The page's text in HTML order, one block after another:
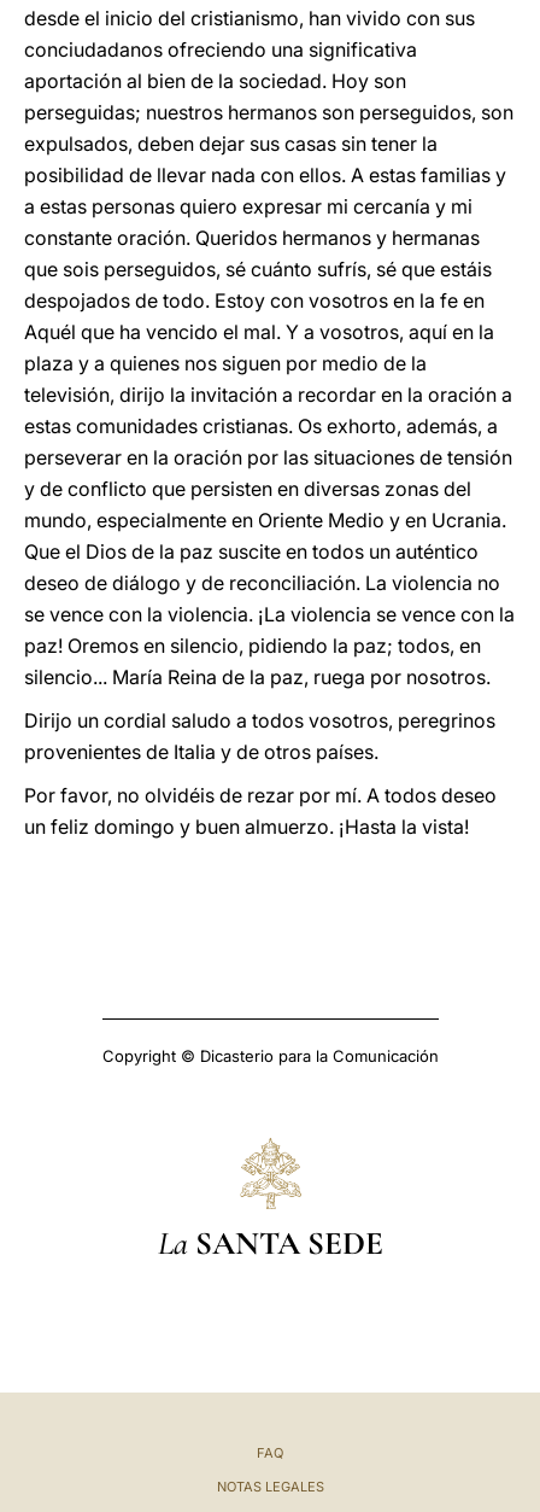
desde el inicio del cristianismo, han vivido con sus
conciudadanos ofreciendo una significativa
aportación al bien de la sociedad. Hoy son
perseguidas; nuestros hermanos son perseguidos, son
expulsados, deben dejar sus casas sin tener la
posibilidad de llevar nada con ellos. A estas familias y
a estas personas quiero expresar mi cercanía y mi
constante oración. Queridos hermanos y hermanas
que sois perseguidos, sé cuánto sufrís, sé que estáis
despojados de todo. Estoy con vosotros en la fe en
Aquél que ha vencido el mal. Y a vosotros, aquí en la
plaza y a quienes nos siguen por medio de la
televisión, dirijo la invitación a recordar en la oración a
estas comunidades cristianas. Os exhorto, además, a
perseverar en la oración por las situaciones de tensión
y de conflicto que persisten en diversas zonas del
mundo, especialmente en Oriente Medio y en Ucrania.
Que el Dios de la paz suscite en todos un auténtico
deseo de diálogo y de reconciliación. La violencia no
se vence con la violencia. ¡La violencia se vence con la
paz! Oremos en silencio, pidiendo la paz; todos, en
silencio... María Reina de la paz, ruega por nosotros.
Dirijo un cordial saludo a todos vosotros, peregrinos
provenientes de Italia y de otros países.
Por favor, no olvidéis de rezar por mí. A todos deseo
un feliz domingo y buen almuerzo. ¡Hasta la vista!
Copyright © Dicasterio para la Comunicación
La SANTA SEDE
FAQ
NOTAS LEGALES